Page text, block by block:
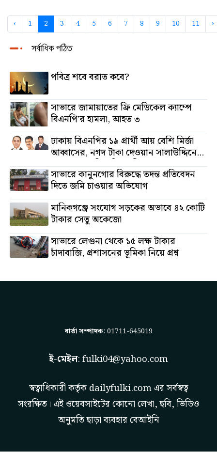
‹ 1 2 3 4 5 6 7 8 9 10 11 ›
সর্বাধিক পঠিত
পবিত্র শবে বরাত কবে?
সাভারে জামায়াতের ফ্রি মেডিকেল ক্যাম্পে
বিএনপি’র হামলা, আহত ৩
ঢাকায় বিএনপির ১৯ প্রার্থী আয় বেশি মির্জা
আব্বাসের, নগদ টাকা দেওয়ান সালাউদ্দিনের,
অস্থাবর সম্পত্তি তমিজউদ্দিনের
সাভারে কানুনগোর বিরুদ্ধে তদন্ত প্রতিবেদন
দিতে জমি চাওয়ার অভিযোগ
মানিকগঞ্জে সংযোগ সড়কের অভাবে ৪২ কোটি
টাকার সেতু অকেজো
সাভারে লেগুনা থেকে ১৫ লক্ষ টাকার
চাঁদাবাজি, প্রশাসনের ভূমিকা নিয়ে প্রশ্ন
বার্তা সম্পাদক: 01711-645019
ই-মেইল: fulki04@yahoo.com
স্বত্বাধিকারী কর্তৃক dailyfulki.comএর সর্বস্বত্ব
সংরক্ষিত। এই ওয়েবসাইটের কোনো লেখা, ছবি, ভিডিও
অনুমতি ছাড়া ব্যবহার বেআইনি